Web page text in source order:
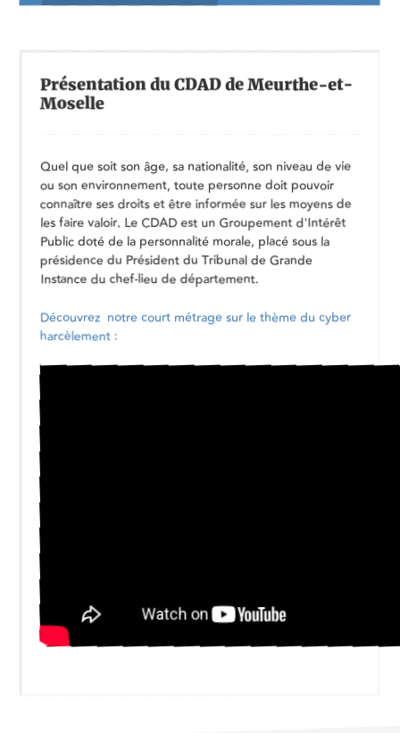
Présentation du CDAD de Meurthe-et-
Moselle
Quel que soit son âge, sa nationalité, son niveau de vie
ou son environnement, toute personne doit pouvoir
connaître ses droits et être informée sur les moyens de
les faire valoir. Le CDAD est un Groupement d'Intérêt
Public doté de la personnalité morale, placé sous la
présidence du Président du Tribunal de Grande
Instance du chef-lieu de département.
Découvrez notre court métrage sur le thème du cyber
harcèlement :